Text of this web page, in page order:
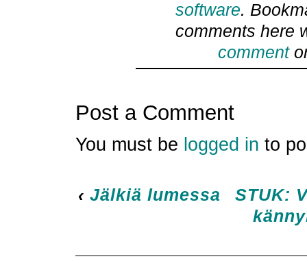
software.
comments here
comment
Post a Comment
You must be logged in to
‹Jälkiä lumessa
STUK: